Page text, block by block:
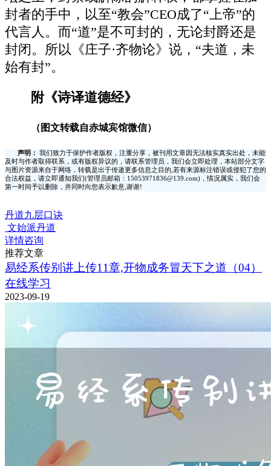
封者的手中，以至“教会”CEO成了“上帝”的
代言人。而“道”是不可封的，无论封爵还是
封闭。所以《庄子·齐物论》说，“夫道，未
始有封”。
附《诗译道德经》
（图文转载自赤城宾馆微信）
声明：
我们致力于保护作者版权，注重分享，被刊用文章因无法核实真实出处，未能
及时与作者取得联系，或有版权异议的，请联系管理员，我们会立即处理，本站部分文字
与图片资源来自于网络，转载是出于传递更多信息之目的,若有来源标注错误或侵犯了您的
合法权益，请立即通知我们(管理员邮箱：15053971836@139.com)，情况属实，我们会
第一时间予以删除，并同时向您表示歉意,谢谢!
丹道九层口诀
文始派丹道
详情咨询
推荐文章
易经系传别讲上传11章,开物成务冒天下之道（04）
在线学习
2023-09-19